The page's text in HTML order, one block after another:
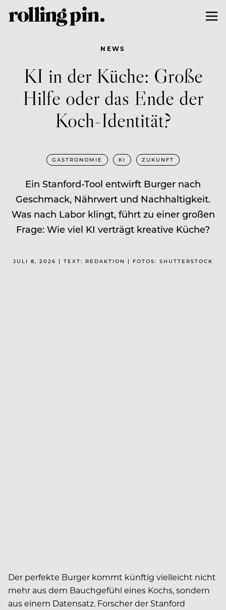
NEWS
KI in der Küche: Große
Hilfe oder das Ende der
Koch-Identität?
GASTRONOMIE KI ZUKUNFT
Ein Stanford-Tool entwirft Burger nach
Geschmack, Nährwert und Nachhaltigkeit.
Was nach Labor klingt, führt zu einer großen
Frage: Wie viel KI verträgt kreative Küche?
JULI 8, 2026 | TEXT: REDAKTION | FOTOS: SHUTTERSTOCK
Der perfekte Burger kommt künftig vielleicht nicht
mehr aus dem Bauchgefühl eines Kochs, sondern
aus einem Datensatz. Forscher der Stanford